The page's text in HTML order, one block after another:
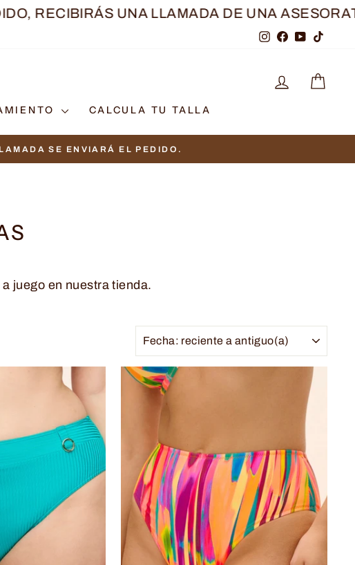
UNA LLAMADA DE UNA ASESORATRAS
Instagram
Facebook
YouTube
INGRESAR
CALCULA TU TALLA
SE ENVIARÁ EL PEDIDO.
juego en nuestra tienda.